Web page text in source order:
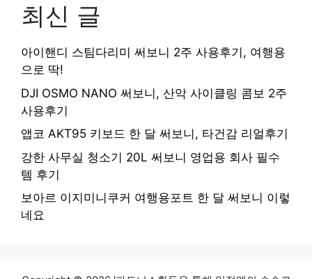
최신 글
아이핸디 스팀다리미 써보니 2주 사용후기, 여행용
으로 딱!
DJI OSMO NANO 써보니, 산악 사이클링 콤보 2주
사용후기
앱코 AKT95 키보드 한 달 써보니, 타건감 리얼후기
강한 사무실 청소기 20L 써보니 영업용 회사 필수
템 후기
보아르 이지미니쿠커 여행용포트 한 달 써보니 이렇
네요